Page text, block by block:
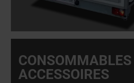
CONSOMMABLES
ACCESSOIRES